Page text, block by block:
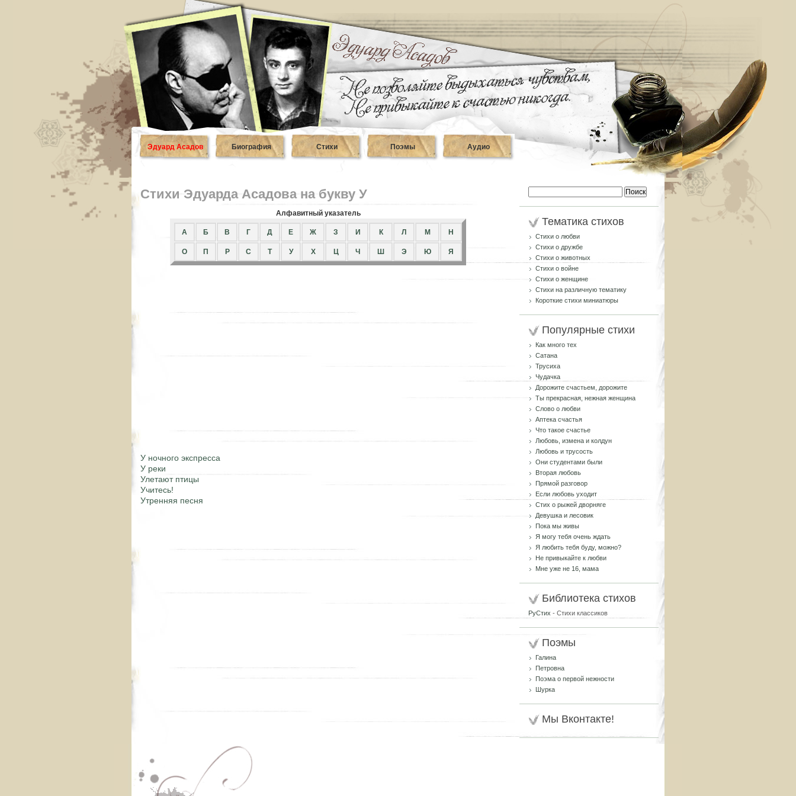
Эдуард Асадов Биография Стихи Поэмы Аудио
Стихи Эдуарда Асадова на букву У
Алфавитный указатель
A Б В Г Д Е Ж З И К Л М Н
О П Р С Т У Х Ц Ч Ш Э Ю Я
У ночного экспресса
У реки
Улетают птицы
Учитесь!
Утренняя песня
Тематика стихов
Стихи о любви
Стихи о дружбе
Стихи о животных
Стихи о войне
Стихи о женщине
Стихи на различную тематику
Короткие стихи миниатюры
Популярные стихи
Как много тех
Сатана
Трусиха
Чудачка
Дорожите счастьем, дорожите
Ты прекрасная, нежная женщина
Слово о любви
Аптека счастья
Что такое счастье
Любовь, измена и колдун
Любовь и трусость
Они студентами были
Вторая любовь
Прямой разговор
Если любовь уходит
Стих о рыжей дворняге
Девушка и лесовик
Пока мы живы
Я могу тебя очень ждать
Я любить тебя буду, можно?
Не привыкайте к любви
Мне уже не 16, мама
Библиотека стихов
РуСтих - Стихи классиков
Поэмы
Галина
Петровна
Поэма о первой нежности
Шурка
Мы Вконтакте!